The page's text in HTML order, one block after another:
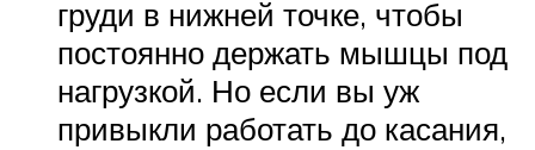
груди в нижней точке, чтобы
постоянно держать мышцы под
нагрузкой. Но если вы уж
привыкли работать до касания,